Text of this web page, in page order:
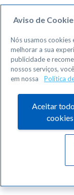
Aviso de
Nós usamos cookies
melhorar a sua
publicidade e
nossos serviços,
em nossa
Política
Aceitar
cookies